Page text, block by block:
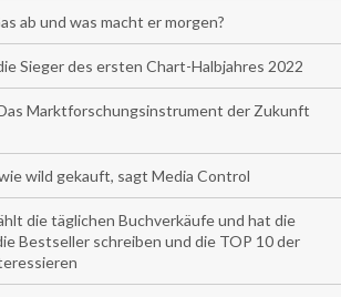
ab und was macht er morgen?
Sieger des ersten Chart-Halbjahres 2022
Marktforschungsinstrument der Zukunft
wild gekauft, sagt Media Control
die täglichen Buchverkäufe und hat die
Bestseller schreiben und die TOP 10 der